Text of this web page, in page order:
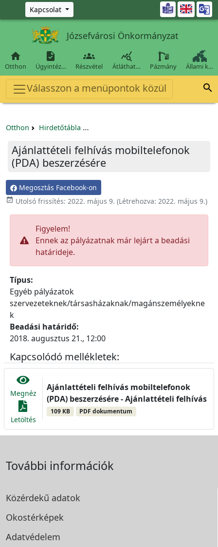
Ugrás a fő tartalomra
Kapcsolat 
Józsefvárosi Önkormányzat

Otthon

Ügyintéz…

Részvétel

Átláthat… Pázmány Állami k…
Válasszon a menüpontok közül 
Otthon Hirdetőtábla
Ajánlattételi felhívás mobiltelefonok
(PDA) beszerzésére
Megosztás Facebook-on
 Utolsó frissítés: 2022. május 9. (Létrehozva: 2022. május 9.)
Figyelem!
Ennek az pályázatnak már lejárt a beadási
határideje.
Típus:
Egyéb pályázatok
szervezeteknek/társasházaknak/magánszemélyekne
k
Beadási határidő:
2018. augusztus 21., 12:00
Kapcsolódó mellékletek:
Megnéz
Letöltés
Ajánlattételi felhívás mobiltelefonok
(PDA) beszerzésére - Ajánlattételi felhívás
109 KB PDF dokumentum
További információk
Közérdekű adatok
Okostérképek
Adatvédelem